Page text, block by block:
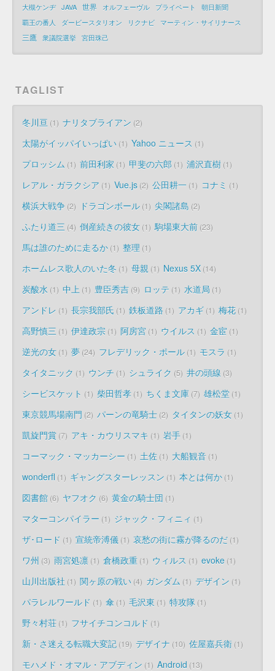
大槻ケンヂ JAVA 世界 オルフェーヴル プライベート
朝日新聞
覇王の番人
ダービースタリオン リクナビ マーティン・サイリナース
三鷹 衆議院選挙 宮田珠己
TAGLIST
冬川亘 1 ナリタブライアン 2
太陽がイッパイいっぱい 1 Yahoo ニュース 1
プロッシム 1 前田利家 1 甲斐の六郎 1 浦沢直樹 1
レアル・ガラクシア 1 Vue.js 2 公田耕一 1 コナミ 1
横浜大戦争 2 ドラゴンボール 1 尖閣諸島 2
ふたり道三 4 倒産続きの彼女 1 駒場東大前 23
馬は誰のために走るか 1 整理 1
ホームレス歌人のいた冬 1 母親 1 Nexus 5X 14
炭酸水 1 中上 1 豊臣秀吉 9 ロッテ 1 水道局 1
アンドレ 1 長宗我部氏 1 鉄板道路 1 アカギ 1 梅花 1
高野慎三 1 伊達政宗 1 阿房宮 1 ウイルス 1 金宦 1
逆光の女 1 夢 24 フレデリック・ポール 1 モスラ 1
タイタニック 1 ウンチ 1 シュライク 5 井の頭線 3
シービスケット 1 柴田哲孝 1 ちくま文庫 7 雄松堂 1
東京競馬場南門 2 パーンの竜騎士 2 タイタンの妖女 1
凱旋門賞 7 アキ・カウリスマキ 1 岩手 1
コーマック・マッカーシー 1 土佐 1 大船観音 1
wonderfl 1 ギャングスターレッスン 1 本とは何か 1
図書館 6 ヤフオク 6 黄金の騎士団 1
マターコンパイラー 1 ジャック・フィニィ 1
ザ･ロード 1 宣統帝溥儀 1 哀愁の街に霧が降るのだ 1
ワ州 3 雨宮処凛 1 倉橋政重 1 ウィルス 1 evoke 1
山川出版社 1 関ヶ原の戦い 4 ガンダム 1 デザイン 1
パラレルワールド 1 傘 1 毛沢東 1 特攻隊 1
野々村荘 1 フサイチコンコルド 1
新・さ迷える転職大変記 19 デザイナ 10 佐屋嘉兵衛 1
モハメド・オマル・アブディン 1 Android 13